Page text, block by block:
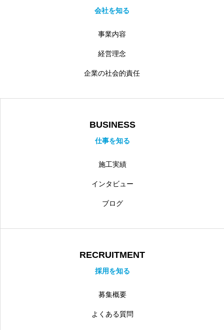
会社を知る
事業内容
経営理念
企業の社会的責任
BUSINESS
仕事を知る
施工実績
インタビュー
ブログ
RECRUITMENT
採用を知る
募集概要
よくある質問